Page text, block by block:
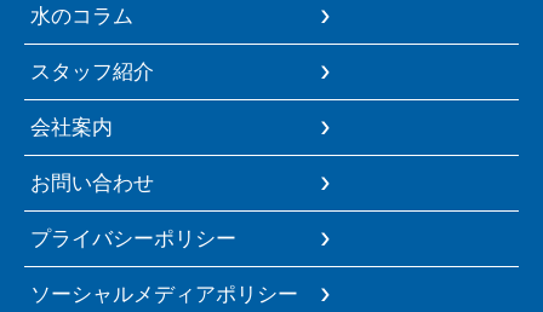
水のコラム
スタッフ紹介
会社案内
お問い合わせ
プライバシーポリシー
ソーシャルメディアポリシー